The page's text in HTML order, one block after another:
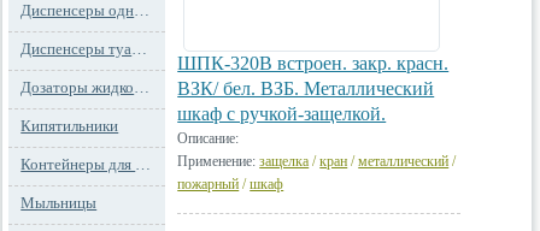
Диспенсеры одноразовых сидений на унитаз
Диспенсеры туалетной бумаги
Дозаторы жидкого мыла
Кипятильники
Контейнеры для мусора
Мыльницы
ШПК-320В встроен. закр. красн.
ВЗК/ бел. ВЗБ. Металлический
шкаф с ручкой-защелкой.
Описание:
Применение: защелка /кран /металлический /
пожарный /шкаф